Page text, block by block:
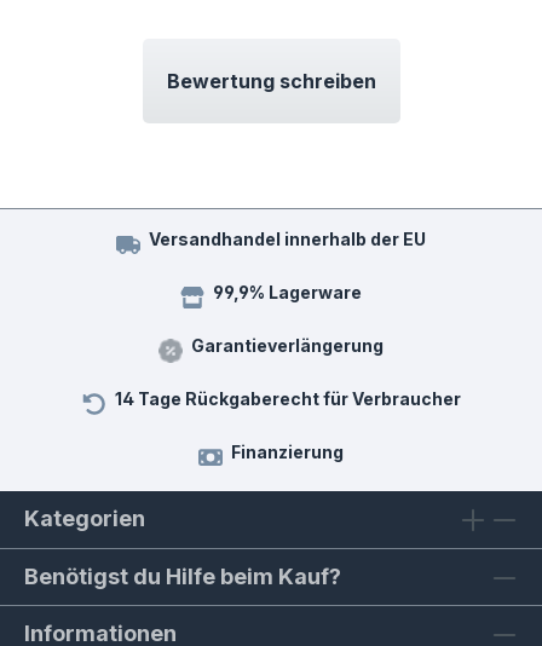
Bewertung schreiben
Versandhandel innerhalb der EU
99,9% Lagerware
Garantieverlängerung
14 Tage Rückgaberecht für Verbraucher
Finanzierung
Kategorien
Benötigst du Hilfe beim Kauf?
Informationen